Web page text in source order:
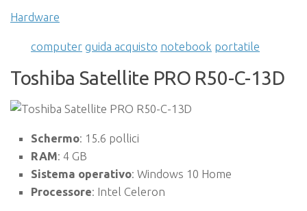
Hardware
computer guida acquisto notebook portatile
Toshiba Satellite PRO R50-C-13D
Schermo: 15.6 pollici
RAM: 4 GB
Sistema operativo: Windows 10 Home
Processore: Intel Celeron